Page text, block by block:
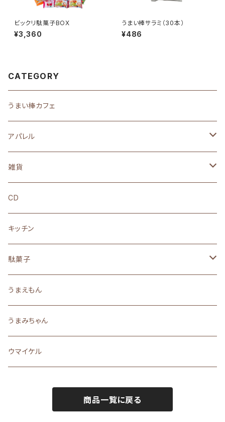
ビックリ駄菓子BOX
¥3,360
うまい棒サラミ（30本）
¥486
CATEGORY
うまい棒カフェ
アパレル
Tシャツ
ロングTシャツ
フーディー
スウェット
ソックス
バッグ・リュック
キャップ
雑貨
ぬいぐるみ
ステッカー
アクリルスタンド
キーホルダー
ストラップ
缶バッジ
CD
キッチン
駄菓子
うまい棒
なつかしの駄菓子
珍味
うまえもん
うまみちゃん
ウマイケル
商品一覧に戻る